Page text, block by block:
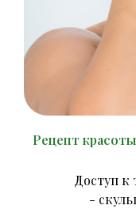
Рецепт
Доступ к
-